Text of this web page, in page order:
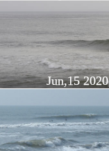
Jun,15 2020